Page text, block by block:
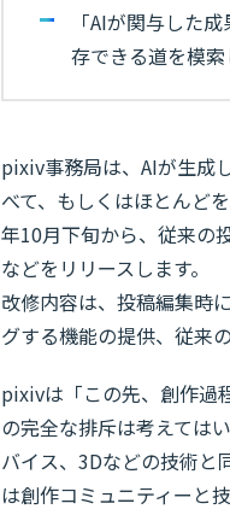
「AIが関与した
存できる道を模
pixiv事務局は、AIが生成
べて、もしくはほとんど
年10月下旬から、従来の
などをリリースします。
改修内容は、投稿編集時
グする機能の提供、従来
pixivは「この先、創作過
の完全な排斥は考えては
バイス、3Dなどの技術と
は創作コミュニティーと